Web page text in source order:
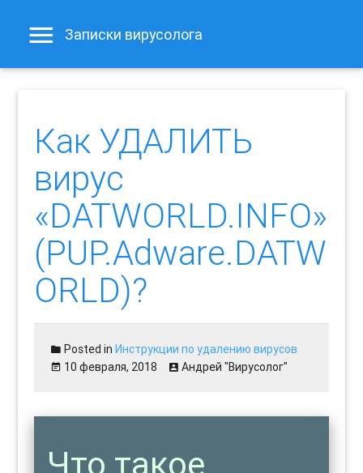
Записки вирусолога
Как УДАЛИТЬ
вирус
«DATWORLD.INFO»
(PUP.Adware.DATW
ORLD)?
Posted inИнструкции по удалению вирусов
10 февраля, 2018
Андрей "Вирусолог"
Что такое